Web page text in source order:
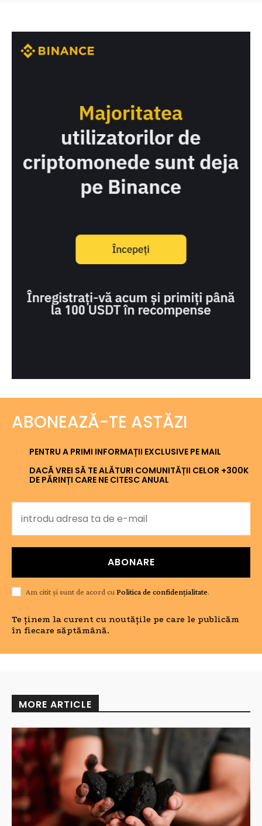
ABONEAZĂ-TE ASTĂZI
PENTRU A PRIMI INFORMAȚII EXCLUSIVE PE MAIL
DACĂ VREI SĂ TE ALĂTURI COMUNITĂȚII CELOR +300K
DE PĂRINȚI CARE NE CITESC ANUAL
ABONARE
Am citit și sunt de acord cu Politica de confidențialitate.
Te ținem la curent cu noutățile pe care le publicăm
în fiecare săptămână.
MORE ARTICLE